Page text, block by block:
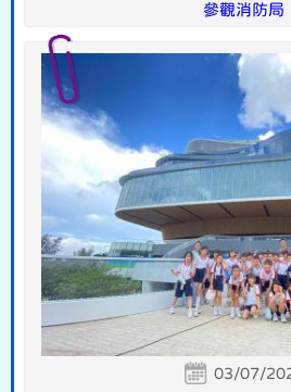
參觀消防局
03/07/